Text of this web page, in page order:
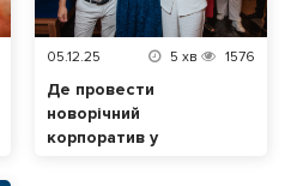
05.12.25 5 хв 1576
Де провести
новорічний
корпоратив у